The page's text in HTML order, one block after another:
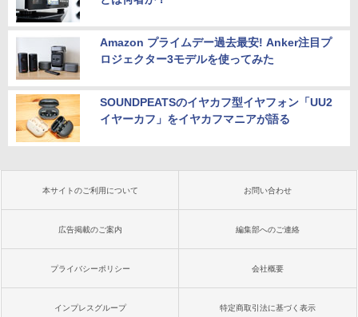
Amazon プライムデー過去最安! Anker注目プ
ロジェクター3モデルを使ってみた
SOUNDPEATSのイヤカフ型イヤフォン「UU2
イヤーカフ」をイヤカフマニアが語る
本サイトのご利用について お問い合わせ
広告掲載のご案内 編集部へのご連絡
プライバシーポリシー 会社概要
インプレスグループ 特定商取引法に基づく表示